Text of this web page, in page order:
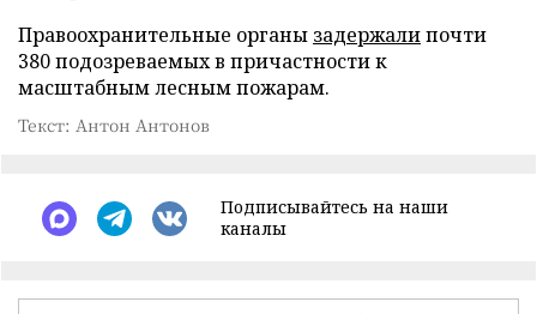
Правоохранительные органы задержалипочти
380 подозреваемых в причастности к
масштабным лесным пожарам.
Текст: Антон Антонов
Подписывайтесь на наши
каналы